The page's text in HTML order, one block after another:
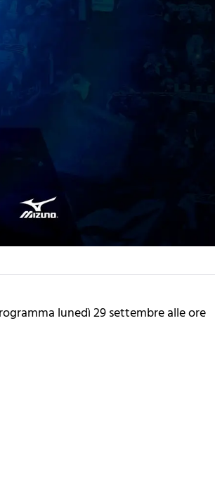
lunedì 29 settembre alle ore